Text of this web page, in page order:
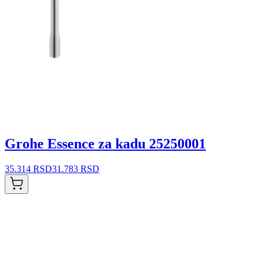
Grohe Essence za kadu 25250001
35.314 RSD31.783 RSD